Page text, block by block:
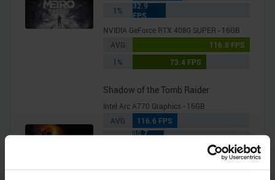
1%
32.9
FPS
NVIDIA GeForce RTX 4080 SUPER - 16GB
AVG
116.8 FPS
1%
73.4 FPS
Shadow of the Tomb Raider
Intel Arc A770 Graphics - 16GB
AVG
116.6 FPS
1%
80.7
NVIDIA GeForce RTX 4080 SUPER - 16GB
AVG
304.3 FPS